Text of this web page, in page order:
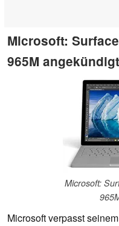
Microsoft:
965M angekündigt
Microsoft:
Microsoft verpasst